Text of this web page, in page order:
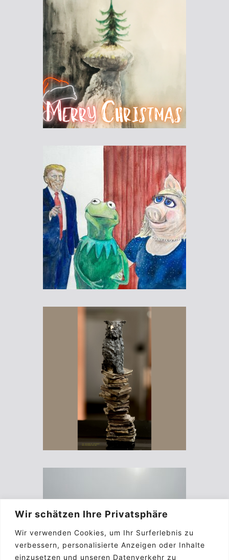
Wir schätzen Ihre Privatsphäre
Wir verwenden Cookies, um Ihr Surferlebnis zu
verbessern, personalisierte Anzeigen oder Inhalte
einzusetzen und unseren Datenverkehr zu